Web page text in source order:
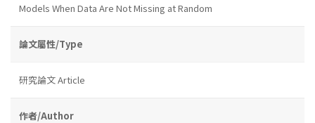
Models When Data Are Not Missing at Random
論文屬性/Type
研究論文 Article
作者/Author